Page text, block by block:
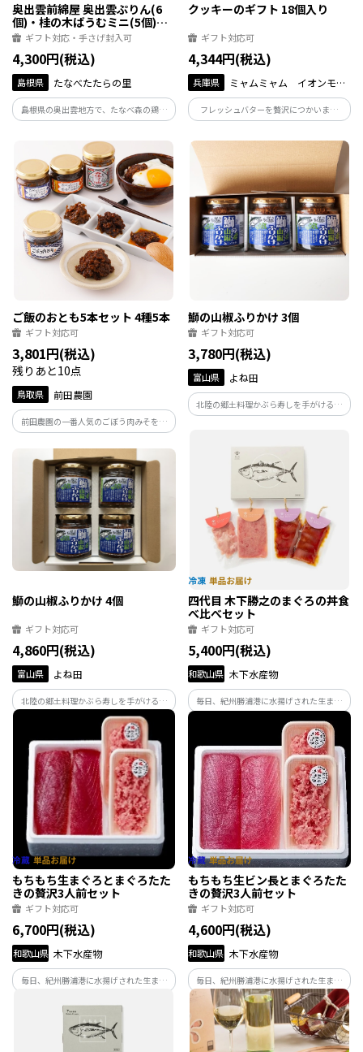
奥出雲前綿屋 奥出雲ぷりん(6
個)・桂の木ばうむミニ(5個)セ
ットギフト対応・手さげ封入可
4,300円(税込)
島根県 たなべたたらの里
島根県の奥出雲地方で、たなべ森の鶏舎
が生産している平飼い放牧卵「彩り天佑
卵」を使用したプリンとバウムクーヘン
のセット。上質なたまごの風味を感じら
れるスイーツをお楽しみください。
クッキーのギフト 18個入り
ギフト対応可
4,344円(税込)
兵庫県
ミャムミャム イオンモー
ル伊丹店
フレッシュバターを贅沢につかいまし
た。5種類のサブレ（紅茶・レモン・チョ
コ・チーズ・ヘーゼルナッツ）とブール
ドネージュを各3個ずつ詰め合わせまし
た。
ご飯のおとも5本セット 4種5本
ギフト対応可
3,801円(税込)
残りあと10点
鳥取県 前田農園
前田農園の一番人気のごぼう肉みそを中
心に美味しいご飯のおともを詰め合わせ
たセットです。うま味調味料無添加の優し
い味わいは、小さなお子様からお年寄り
まで喜んでいただけると思います。
鰤の山椒ふりかけ 3個
ギフト対応可
3,780円(税込)
富山県 よね田
北陸の郷土料理かぶら寿しを手がけるよ
ね田がつくる鰤のほぐし身です。鰤の脂の
た。ご飯や酒の肴にはもちろん、煮物や
汁物にも。いろんな場面でお役立ちのソ
フトふりかけです。
鰤の山椒ふりかけ 4個
ギフト対応可
4,860円(税込)
富山県 よね田
北陸の郷土料理かぶら寿しを手がけるよ
ね田がつくる鰤のほぐし身です。鰤の脂の
り、味づくりにこだわって仕上げまし
た。ご飯や酒の肴にはもちろん、煮物や
汁物にも。いろんな場面でお役立ちのソ
フトふりかけです。
四代目 木下勝之のまぐろの丼食
べ比べセット
ギフト対応可
5,400円(税込)
和歌山県 木下水産物
毎日、紀州勝浦港に水揚げされた生まぐ
ろを一本一本見極めて買付しております。
創業大正年間より代々受け継いだプロの
目利きで選んだ産地直送の厳選生まぐろ
です。 和歌山県特産の天然生まぐろ一度
ご賞味下さい。
もちもち生まぐろとまぐろたた
きの贅沢3人前セット
ギフト対応可
6,700円(税込)
和歌山県 木下水産物
毎日、紀州勝浦港に水揚げされた生まぐ
創業大正年間より代々受け継いだプロの
目利きで選んだ産地直送の厳選生まぐろ
です。 和歌山県特産の天然生まぐろ一度
もちもち生ビン長とまぐろたた
きの贅沢3人前セット
ギフト対応可
4,600円(税込)
和歌山県 木下水産物
毎日、紀州勝浦港に水揚げされた生まぐ
ろを一本一本見極めて買付しております。
創業大正年間より代々受け継いだプロの
目利きで選んだ産地直送の厳選生まぐろ
です。 和歌山県特産の天然生まぐろ一度